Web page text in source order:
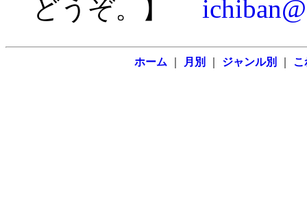
どうぞ。】
ホーム 月別 ジャンル別 こ